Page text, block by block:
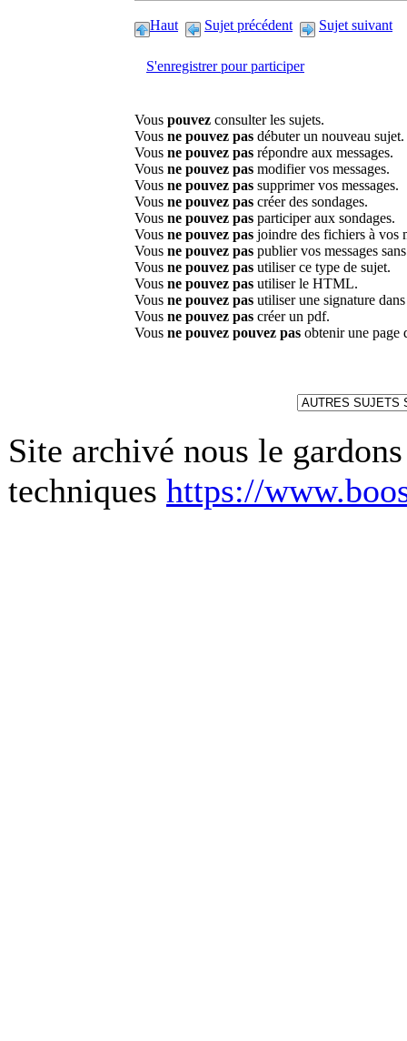
Haut Sujet précédent Sujet suivant
S'enregistrer pour participer
Vous pouvez consulter les sujets.
Vous ne pouvez pas débuter un nouveau sujet.
Vous ne pouvez pas répondre aux messages.
Vous ne pouvez pas modifier vos messages.
Vous ne pouvez pas supprimer vos messages.
Vous ne pouvez pas créer des sondages.
Vous ne pouvez pas participer aux sondages.
Vous ne pouvez pas joindre des fichiers à vos
Vous ne pouvez pas publier vos messages
Vous ne pouvez pas utiliser ce type de sujet.
Vous ne pouvez pas utiliser le HTML.
Vous ne pouvez pas utiliser une signature
Vous ne pouvez pas créer un pdf.
Vous ne pouvez pouvez pas obtenir une page
Site archivé nous le
techniques https://